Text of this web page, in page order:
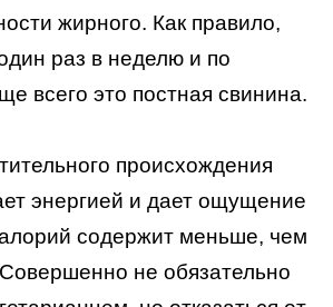
жирного. Как правило,
раз в неделю и по
всего это постная свинина.
происхождения
энергией и дает ощущение
содержит меньше, чем
не обязательно